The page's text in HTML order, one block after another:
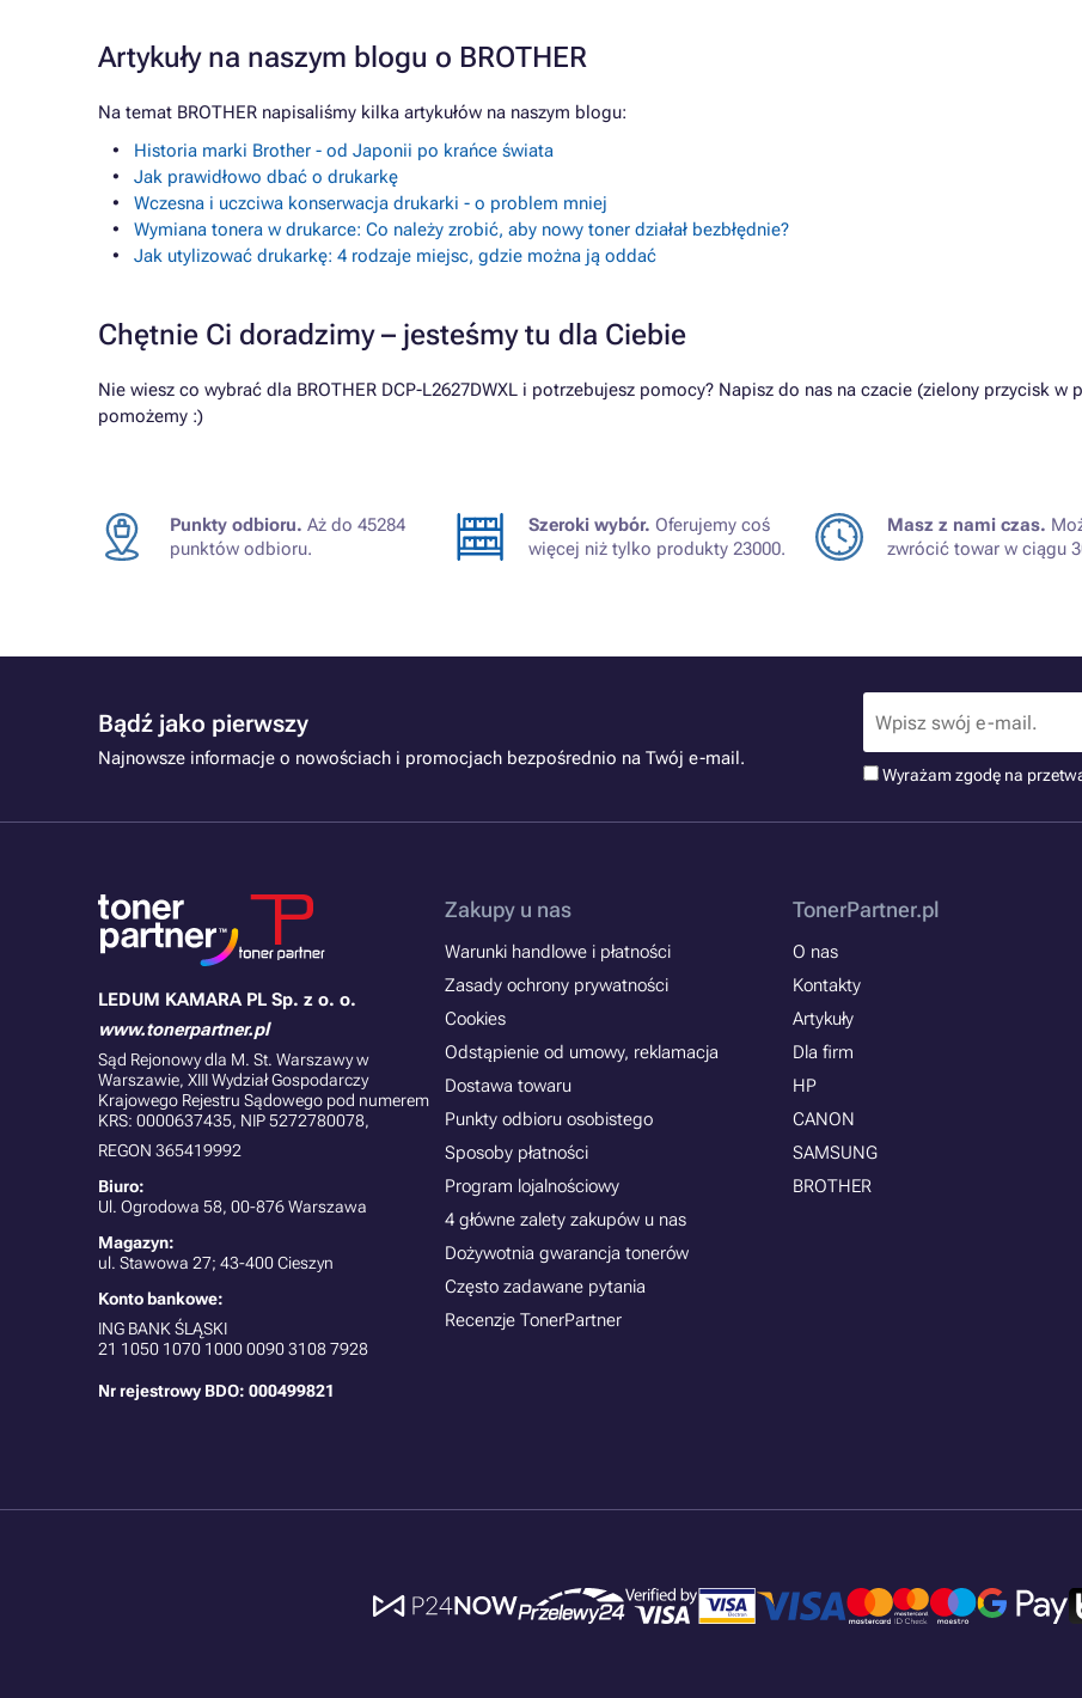
Artykuły na naszym blogu o BROTHER
Na temat BROTHER napisaliśmy kilka artykułów na naszym blogu:
Historia marki Brother - od Japonii po krańce świata
Jak prawidłowo dbać o drukarkę
Wczesna i uczciwa konserwacja drukarki - o problem mniej
Wymiana tonera w drukarce: Co należy zrobić, aby nowy toner działał bezbłędnie?
Jak utylizować drukarkę: 4 rodzaje miejsc, gdzie można ją oddać
Chętnie Ci doradzimy – jesteśmy tu dla Ciebie
Nie wiesz co wybrać dla BROTHER DCP-L2627DWXL i potrzebujesz pomocy? Napisz do nas na czacie (zielony przycisk w
pomożemy :)
Punkty odbioru. Aż do 45284
punktów odbioru.
Szeroki wybór. Oferujemy coś
więcej niż tylko produkty 23000.
Masz z nami czas.
zwrócić towar w ciągu
Bądź jako pierwszy
Najnowsze informacje o nowościach i promocjach bezpośrednio na Twój e-mail.
Wyrażam zgodę na
LEDUM KAMARA PL Sp. z o. o.
www.tonerpartner.pl
Sąd Rejonowy dla M. St. Warszawy w
Warszawie, XIII Wydział Gospodarczy
Krajowego Rejestru Sądowego pod numerem
KRS: 0000637435, NIP 5272780078,
REGON 365419992
Biuro:
Ul. Ogrodowa 58, 00-876 Warszawa
Magazyn:
ul. Stawowa 27; 43-400 Cieszyn
Konto bankowe:
ING BANK ŚLĄSKI
21 1050 1070 1000 0090 3108 7928
Nr rejestrowy BDO: 000499821
Zakupy u nas
Warunki handlowe i płatności
Zasady ochrony prywatności
Cookies
Odstąpienie od umowy, reklamacja
Dostawa towaru
Punkty odbioru osobistego
Sposoby płatności
Program lojalnościowy
4 główne zalety zakupów u nas
Dożywotnia gwarancja tonerów
Często zadawane pytania
Recenzje TonerPartner
TonerPartner.pl
O nas
Kontakty
Artykuły
Dla firm
HP
CANON
SAMSUNG
BROTHER